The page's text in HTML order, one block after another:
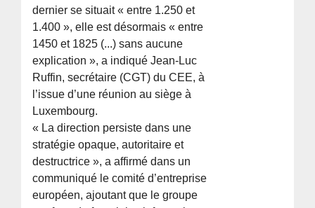
dernier se situait « entre 1.250 et
1.400 », elle est désormais « entre
1450 et 1825 (...) sans aucune
explication », a indiqué Jean-Luc
Ruffin, secrétaire (CGT) du CEE, à
l’issue d’une réunion au siège à
Luxembourg.
« La direction persiste dans une
stratégie opaque, autoritaire et
destructrice », a affirmé dans un
communiqué le comité d’entreprise
européen, ajoutant que le groupe